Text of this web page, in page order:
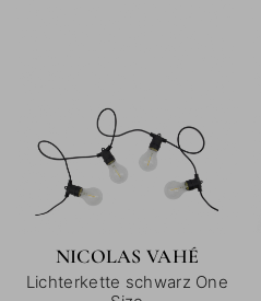
NICOLAS VAHÉ
Lichterkette schwarz One